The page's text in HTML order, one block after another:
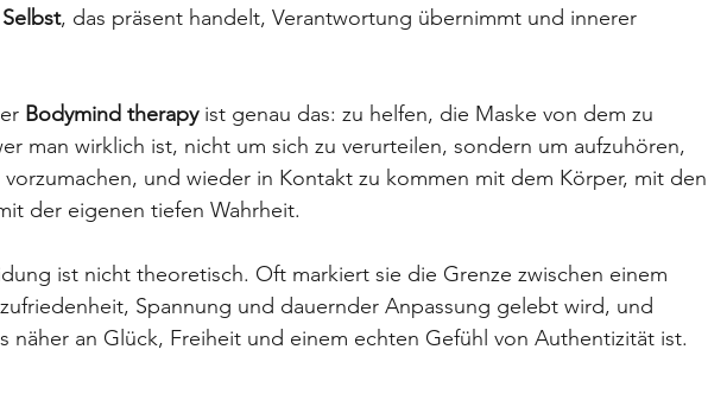
, das präsent handelt, Verantwortung übernimmt und innerer
Bodymind therapy ist genau das: zu helfen, die Maske von dem zu
man wirklich ist, nicht um sich zu verurteilen, sondern um aufzuhören,
vorzumachen, und wieder in Kontakt zu kommen mit dem Körper, mit den
der eigenen tiefen Wahrheit.
ist nicht theoretisch. Oft markiert sie die Grenze zwischen einem
Spannung und dauernder Anpassung gelebt wird, und
näher an Glück, Freiheit und einem echten Gefühl von Authentizität ist.